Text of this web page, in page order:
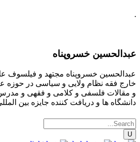
.
عبدالحسین خسروپناه
عبدالحسین خسروپناه مجتهد و فیلسوف
خارج فقه نظام ولایی و سیاسی در حوزه
و مقالات فلسفی و کلامی و فقهی و
دانشگاه ها و دریافت کننده جایزه بین